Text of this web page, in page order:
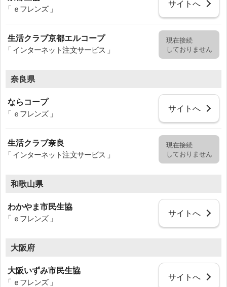
「 ｅフレンズ 」
サイトへ
生活クラブ京都エルコープ
「 インターネット注文サービス 」
現在接続
しておりません
奈良県
ならコープ
「 ｅフレンズ 」
サイトへ
生活クラブ奈良
「 インターネット注文サービス 」
現在接続
しておりません
和歌山県
わかやま市民生協
「 ｅフレンズ 」
サイトへ
大阪府
大阪いずみ市民生協
「 ｅフレンズ 」
サイトへ